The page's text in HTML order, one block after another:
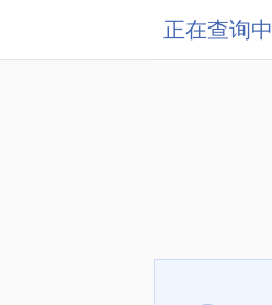
正在查询中